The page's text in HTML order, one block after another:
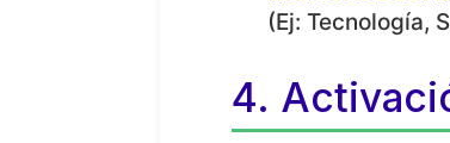
(Ej: Tecnología,
4.